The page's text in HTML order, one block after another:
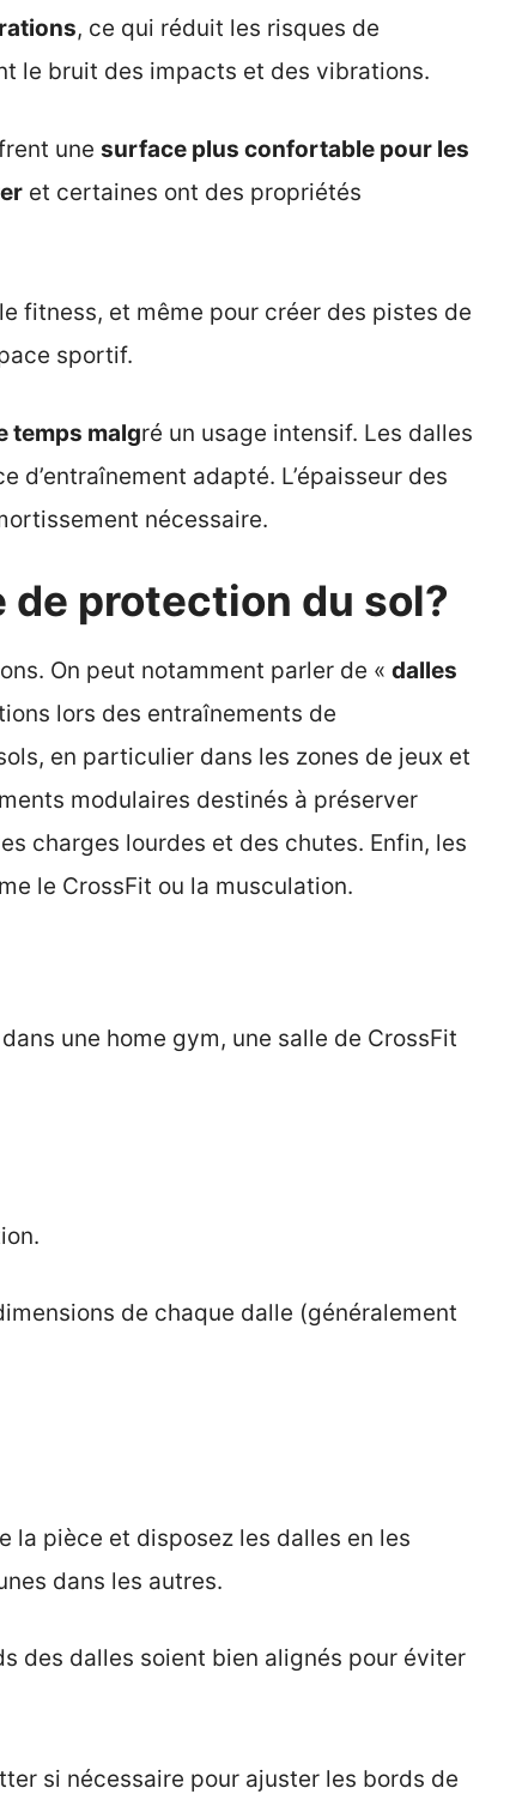
, ce qui réduit les risques de
le bruit des impacts et des vibrations.
une surface plus confortable pour les
et certaines ont des propriétés
fitness, et même pour créer des pistes de
sportif.
temps malgré un usage intensif. Les dalles
adapté. L’épaisseur des
nécessaire.
protection du sol?
On peut notamment parler de « dalles
lors des entraînements de
en particulier dans les zones de jeux et
modulaires destinés à préserver
charges lourdes et des chutes. Enfin, les
le CrossFit ou la musculation.
une home gym, une salle de CrossFit
de chaque dalle (généralement
la pièce et disposez les dalles en les
dans les autres.
des dalles soient bien alignés pour éviter
si nécessaire pour ajuster les bords de